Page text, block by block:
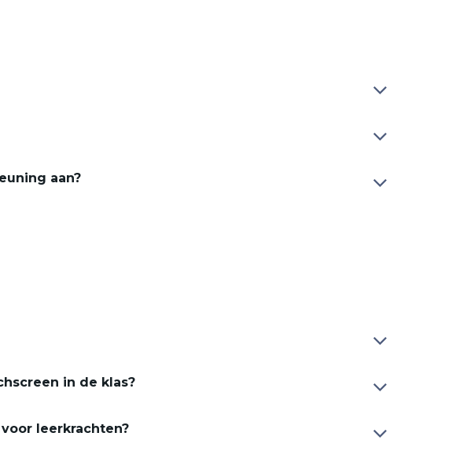
aan?
in de klas?
leerkrachten?